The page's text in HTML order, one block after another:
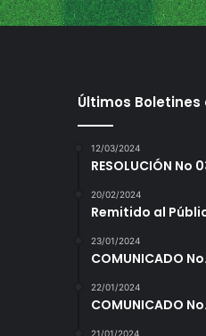
Últimos Boletines
12/03/2024
RESOLUCIÓN No
20/02/2024
Remitido al
23/01/2024
COMUNICADO
22/01/2024
COMUNICADO
21/01/2024